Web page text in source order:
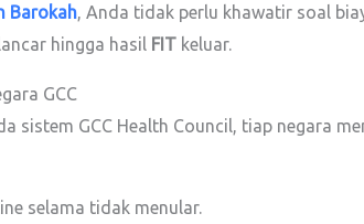
Barokah, Anda tidak perlu khawatir soal
hingga hasil FIT keluar.
GCC
sistem GCC Health Council, tiap negara
selama tidak menular.